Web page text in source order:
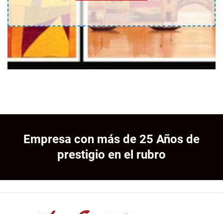
Empresa con más de 25 Años de
prestigio en el rubro